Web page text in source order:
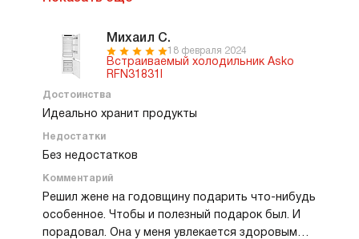
свекровь, она довольно долго пользуется
холодильником этой фирмы, ей нравится.
пыльных очередей в магазине, никаких
назойливых менеджеров. Взяли и купили просто.
Доставка и установка была бесплатной, что
приятно. Все поставили аккуратно, ничего не
отдельно морозилка, охлаждает быстро и
качественно. И конечно ноуфрост, моя любовь,
Михаил С.
18 февраля 2024
Встраиваемый холодильник Asko
RFN31831I
Достоинства
Идеально хранит продукты
Недостатки
Без недостатков
Комментарий
Решил жене на годовщину подарить что-нибудь
особенное. Чтобы и полезный подарок был. И
порадовал. Она у меня увлекается здоровым